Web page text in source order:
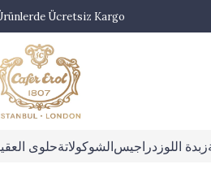
Ücretsiz Kargo
حلوىالشوكولاتةدراجيس زبدة اللوز